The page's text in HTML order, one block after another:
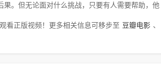
。但无论面对什么挑战，只要有人需要帮助，他
看正版视频！更多相关信息可移步至 豆瓣电影 、